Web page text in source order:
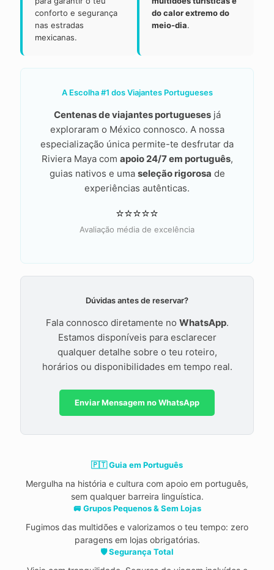
conforto e segurança
nas estradas
mexicanas.
do calor extremo do
meio-dia.
A Escolha #1 dos Viajantes Portugueses
Centenas de viajantes portuguesesjá
exploraram o México connosco. A nossa
especialização única permite-te desfrutar da
Riviera Maya com apoio 24/7 em português,
guias nativos e uma seleção rigorosa de
experiências autênticas.
⭐⭐⭐⭐⭐
Avaliação média de excelência
Dúvidas antes de reservar?
Fala connosco diretamente no WhatsApp.
Estamos disponíveis para esclarecer
qualquer detalhe sobre o teu roteiro,
horários ou disponibilidades em tempo real.
Enviar Mensagem no WhatsApp
🇵🇹 Guia em Português
Mergulha na história e cultura com apoio em português,
sem qualquer barreira linguística.
🚐 Grupos Pequenos & Sem Lojas
Fugimos das multidões e valorizamos o teu tempo: zero
paragens em lojas obrigatórias.
🛡️ Segurança Total